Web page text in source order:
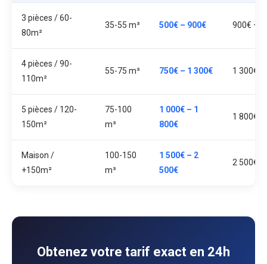
3 pièces / 60-
80m²
35-55 m³ 500€ – 900€ 900€ – 1
4 pièces / 90-
110m²
55-75 m³ 750€ – 1 300€ 1 300€
5 pièces / 120-
150m²
75-100
m³
1 000€ – 1
800€
1 800€
Maison /
+150m²
100-150
m³
1 500€ – 2
500€
2 500€ –
Obtenez votre tarif exact en 24h